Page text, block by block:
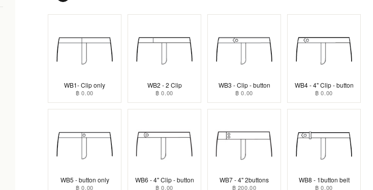
WB1- Clip only
฿ 0.00
WB2 - 2 Clip
฿ 0.00
WB3 - Clip - button
฿ 0.00
WB4 - 4" Clip - button
฿ 0.00
WB5 - button only
฿ 0.00
WB6 - 4" Clip - button
฿ 0.00
WB7 - 4" 2buttons
฿ 200.00
WB8 - 1button belt
฿ 0.00